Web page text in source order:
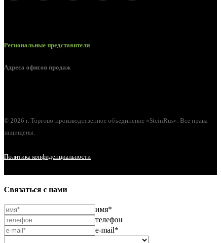
Региональные представители
Адреса офисов продаж
© 2026 г. Торгово-производственное объединение «SteinRus». Все права
защищены.
Политика конфиденциальности
Связаться с нами
имя*
телефон
e-mail*